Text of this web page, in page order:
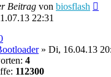
Beitrag von biosflash
22:31
» Di, 16.04.13
4
112300